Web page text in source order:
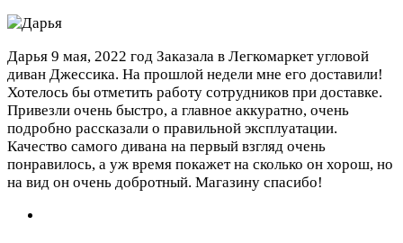
Дарья 9 мая, 2022 год Заказала в Легкомаркет угловой
диван Джессика. На прошлой недели мне его доставили!
Хотелось бы отметить работу сотрудников при доставке.
Привезли очень быстро, а главное аккуратно, очень
подробно рассказали о правильной эксплуатации.
Качество самого дивана на первый взгляд очень
понравилось, а уж время покажет на сколько он хорош, но
на вид он очень добротный. Магазину спасибо!